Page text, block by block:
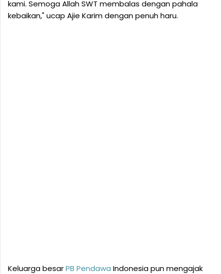
kami. Semoga Allah SWT membalas dengan pahala
kebaikan," ucap Ajie Karim dengan penuh haru.
Keluarga besarPB Pendawa Indonesia pun mengajak